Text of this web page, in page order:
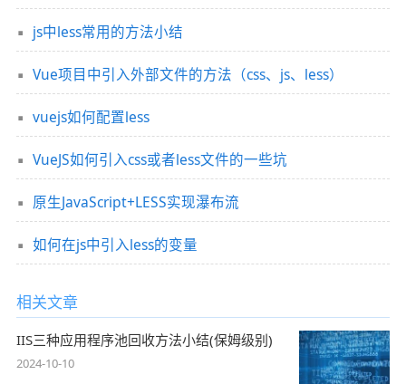
js中less常用的方法小结
Vue项目中引入外部文件的方法（css、js、less）
vuejs如何配置less
VueJS如何引入css或者less文件的一些坑
原生JavaScript+LESS实现瀑布流
如何在js中引入less的变量
相关文章
IIS三种应用程序池回收方法小结(保姆级别)
2024-10-10